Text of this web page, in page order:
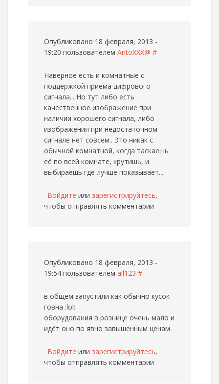
Опубликовано 18 февраля, 2013 -
19:20 пользователем AntoXXX@ #
Наверное есть и комнатные с
поддержкой приема цифрового
сигнала... Но тут либо есть
качественное изображение при
наличии хорошего сигнала, либо
изображения при недостаточном
сигнале нет совсем.. Это никак с
обычной комнатной, когда таскаешь
её по всей комнате, крутишь, и
выбираешь где лучше показывает...
Войдите или зарегистрируйтесь,
чтобы отправлять комментарии
Опубликовано 18 февраля, 2013 -
19:54 пользователем all123 #
в общем запустили как обычно кусок
говна :lol:
оборудования в рознице очень мало и
идёт оно по явно завышенным ценам
Войдите или зарегистрируйтесь,
чтобы отправлять комментарии